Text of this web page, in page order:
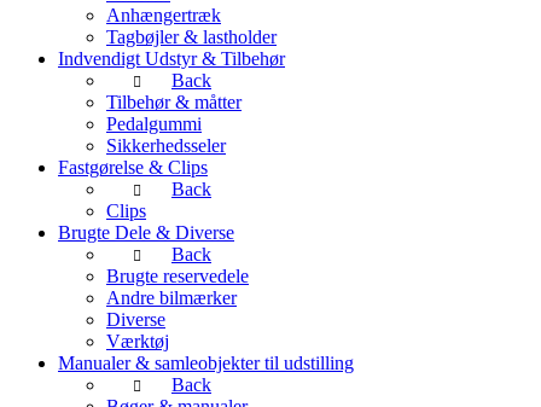
Anhængertræk
Tagbøjler & lastholder
Indvendigt Udstyr & Tilbehør
Back
Tilbehør & måtter
Pedalgummi
Sikkerhedsseler
Fastgørelse & Clips
Back
Clips
Brugte Dele & Diverse
Back
Brugte reservedele
Andre bilmærker
Diverse
Værktøj
Manualer & samleobjekter til udstilling
Back